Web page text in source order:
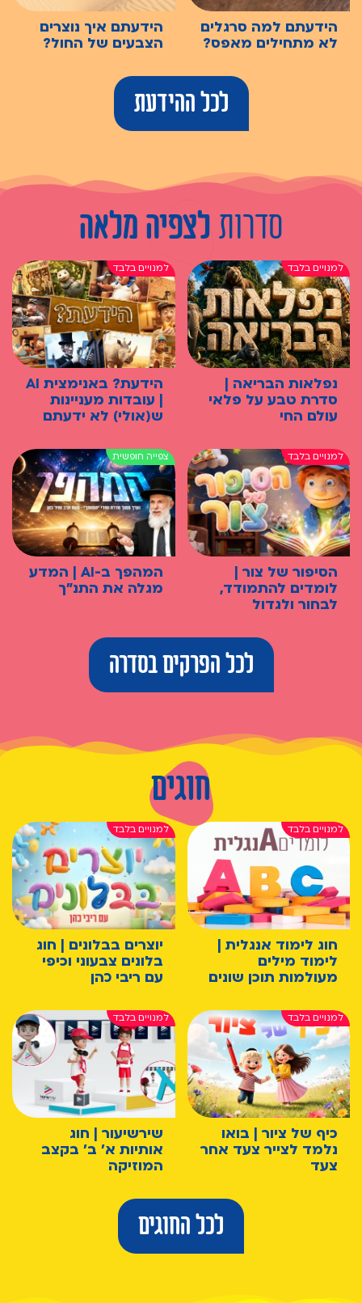
הידעתם למה סרגלים
לא מתחילים מאפס?
הידעתם איך נוצרים
הצבעים של החול?
לכל ההידעת
סדרות לצפיה מלאה
נפלאות הבריאה |
סדרת טבע על פלאי
עולם החי
הידעת? באנימצית AI
| עובדות מעניינות
ש(אולי) לא ידעתם
הסיפור של צור |
לומדים להתמודד,
לבחור ולגדול
המהפך ב-AI | המדע
מגלה את התנ"ך
לכל הפרקים בסדרה
חוגים
חוג לימוד אנגלית |
לימוד מילים
מעולמות תוכן שונים
יוצרים בבלונים | חוג
בלונים צבעוני וכיפי
עם ריבי כהן
כיף של ציור | בואו
נלמד לצייר צעד אחר
צעד
שירשיעור | חוג
אותיות א' ב' בקצב
המוזיקה
לכל החוגים